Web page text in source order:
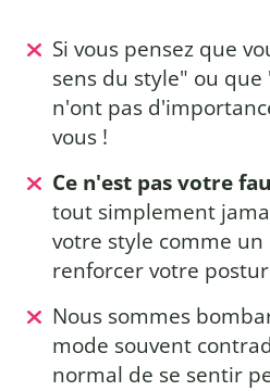
Si vous pensez que
sens du style" ou
n'ont pas
vous !
Ce n'est pas votre
tout simplement
votre style comme
renforcer votre
Nous sommes
mode souvent
normal de se sentir